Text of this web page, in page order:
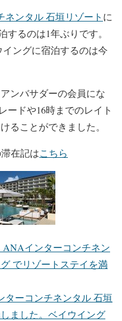
ンタル 石垣リゾート に
るのは1年ぶりです。
ングに宿泊するのは今
ンバサダーの会員にな
ードや16時までのレイト
ることができました。
在記はこちら
ANAインターコンチネン
でリゾートステイを満
ターコンチネンタル 石垣
ました。ベイウイング